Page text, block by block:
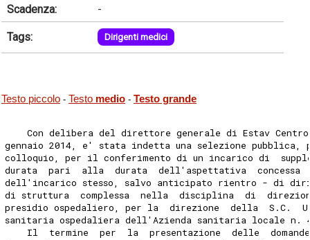
Scadenza:
-
Tags: Dirigenti medici
Testo piccolo - Testo medio - Testo grande
Con delibera del direttore generale di Estav
gennaio 2014, e' stata indetta una selezione
colloquio, per il conferimento di un incarico di
durata  pari  alla  durata  dell'aspettativa
dell'incarico stesso, salvo anticipato rientro - di
di struttura  complessa  nella  disciplina  di
presidio ospedaliero, per la  direzione  della  S.C.
sanitaria ospedaliera dell'Azienda sanitaria locale
Il  termine  per  la  presentazione  delle